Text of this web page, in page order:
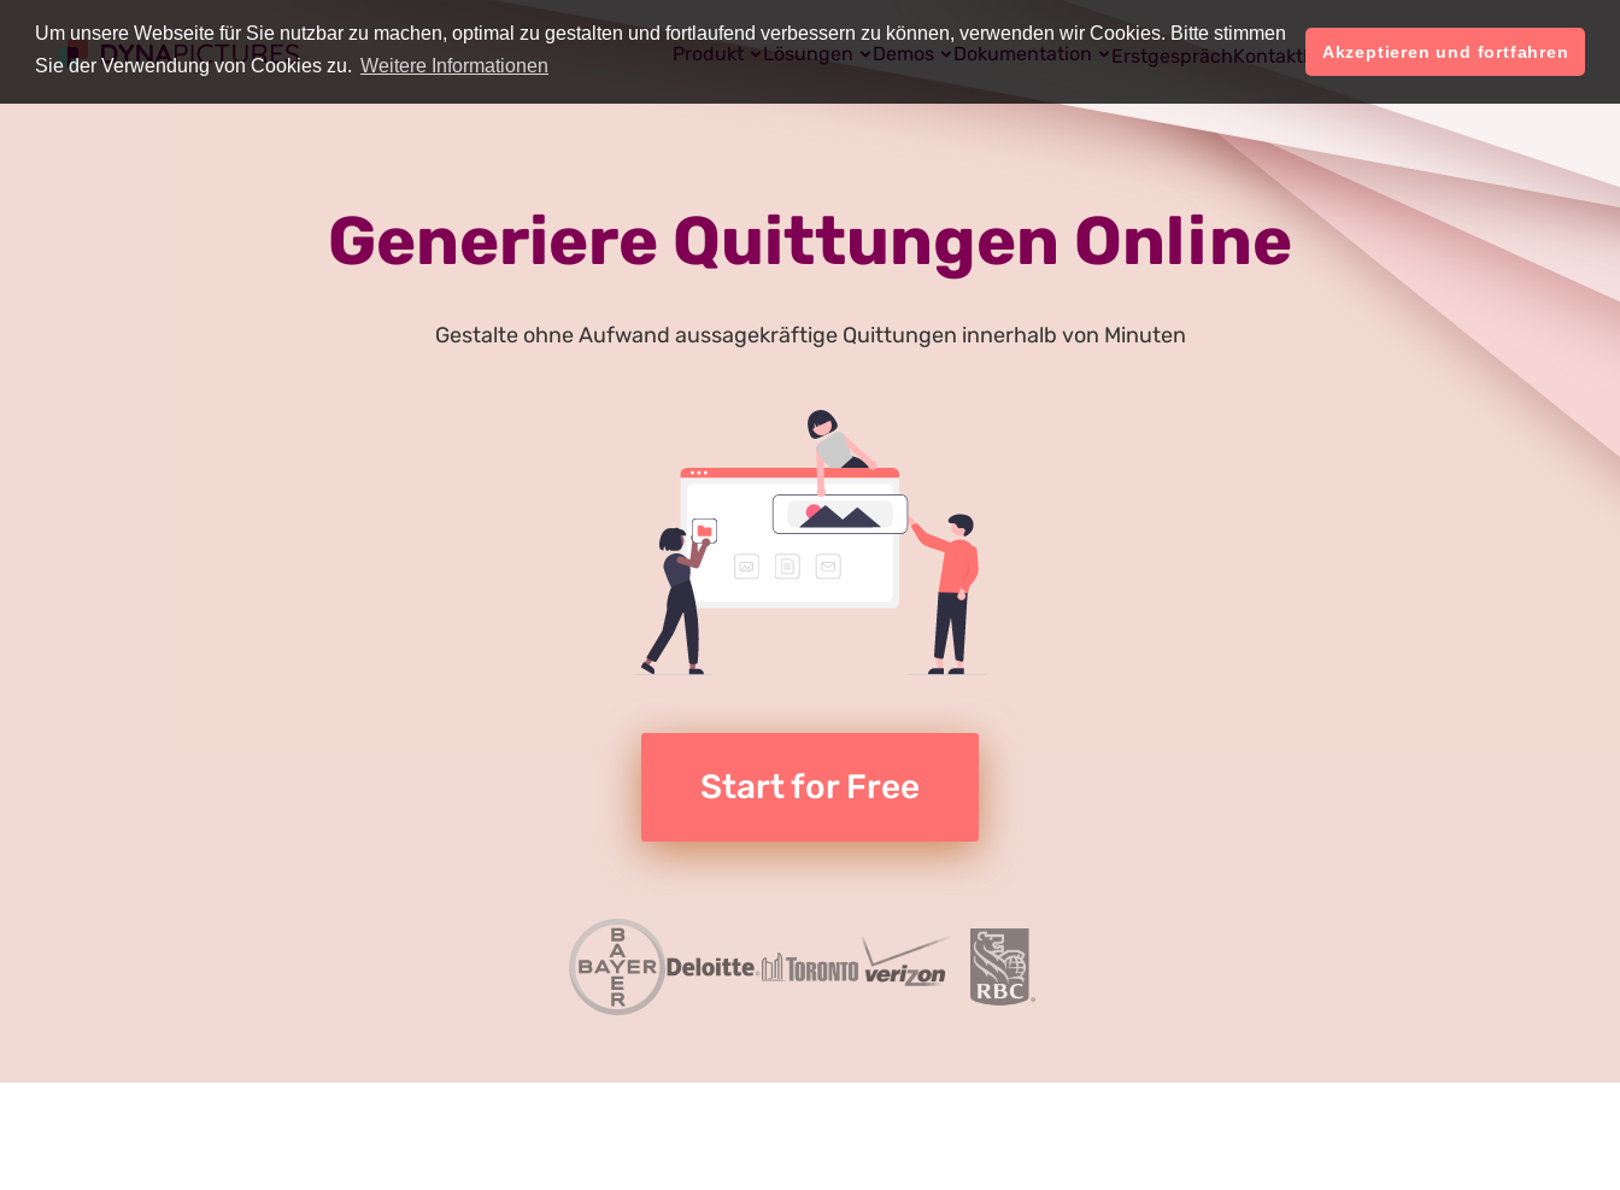
Um unsere Webseite für Sie nutzbar zu machen, optimal zu gestalten und fortlaufend verbessern zu können, verwenden wir Cookies. Bitte stimmen
Sie der Verwendung von Cookies zu. Weitere Informationen
Akzeptieren und fortfahren
Produkt Lösungen Demos Dokumentation ErstgesprächKontaktPreise Deutsch Konto
Generiere Quittungen Online
Gestalte ohne Aufwand aussagekräftige Quittungen innerhalb von Minuten
Start for Free